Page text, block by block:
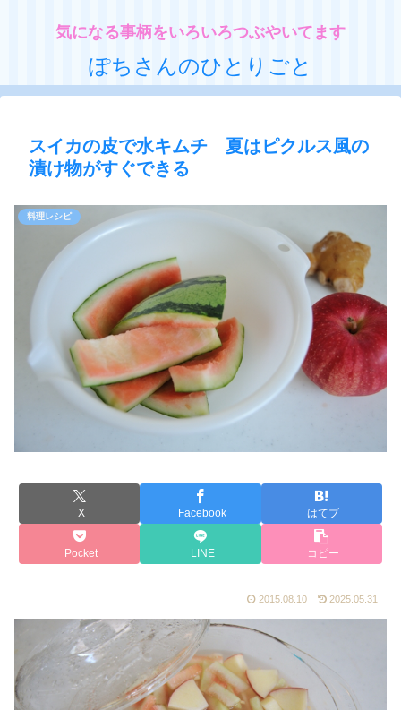
気になる事柄をいろいろつぶやいてます
ぽちさんのひとりごと
スイカの皮で水キムチ 夏はピクルス風の
漬け物がすぐできる
料理レシピ
X Facebook はてブ
Pocket LINE コピー
2015.08.10 2025.05.31